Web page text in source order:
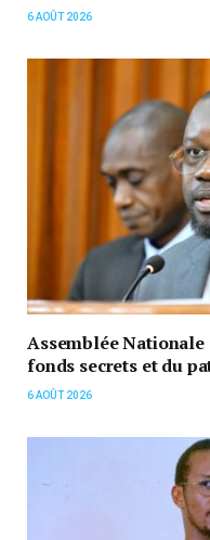
6 AOÛT 2026
Assemblée Nationale
fonds secrets et du
6 AOÛT 2026